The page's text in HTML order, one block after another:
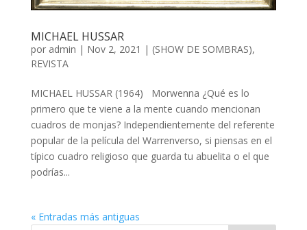
MICHAEL HUSSAR
por admin | Nov 2, 2021 | (SHOW DE SOMBRAS),
REVISTA
MICHAEL HUSSAR (1964) Morwenna ¿Qué es lo
primero que te viene a la mente cuando mencionan
cuadros de monjas? Independientemente del referente
popular de la película del Warrenverso, si piensas en el
típico cuadro religioso que guarda tu abuelita o el que
podrías...
« Entradas más antiguas